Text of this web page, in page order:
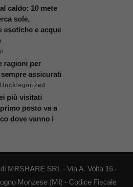
caldo: 10 mete
sole,
esotiche e acque
ragioni per
assicurati
Uncategorized
più visitati
posto va a
dove vanno i
MRSHARE SRL - Via A. Volta 16 -
Monzese (MI) - Codice Fiscale